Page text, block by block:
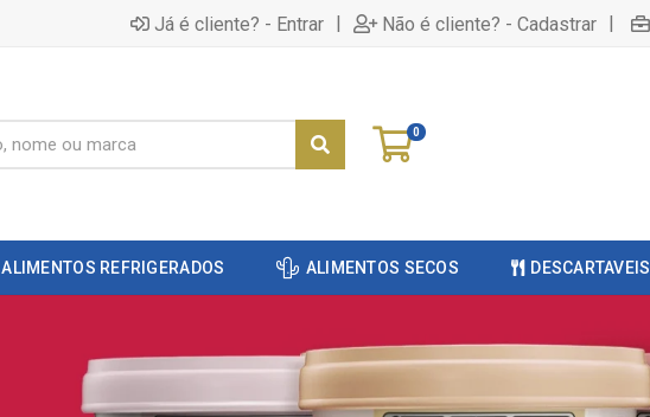
Já é cliente? - Entrar | Não é cliente? - Cadastrar |
0
ALIMENTOS REFRIGERADOS ALIMENTOS SECOS DESCARTAVEIS